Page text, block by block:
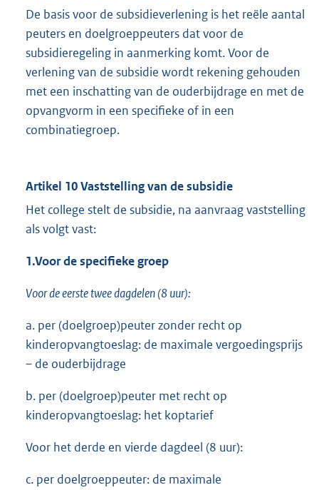
De basis voor de subsidieverlening is het reële aantal
peuters en doelgroeppeuters dat voor de
subsidieregeling in aanmerking komt. Voor de
verlening van de subsidie wordt rekening gehouden
met een inschatting van de ouderbijdrage en met de
opvangvorm in een specifieke of in een
combinatiegroep.
Artikel 10 Vaststelling van de subsidie
Het college stelt de subsidie, na aanvraag vaststelling
als volgt vast:
1.Voor de specifieke groep
Voor de eerste twee dagdelen (8 uur):
a. per (doelgroep)peuter zonder recht op
kinderopvangtoeslag: de maximale vergoedingsprijs
– de ouderbijdrage
b. per (doelgroep)peuter met recht op
kinderopvangtoeslag: het koptarief
Voor het derde en vierde dagdeel (8 uur):
c. per doelgroeppeuter: de maximale